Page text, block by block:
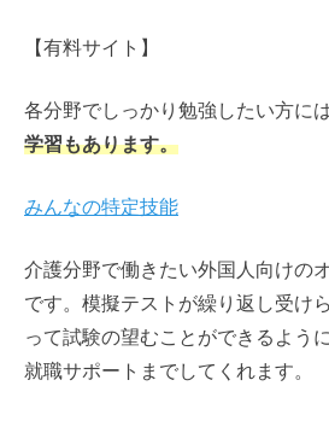
【有料サイト】
各分野でしっかり勉強したい方には
学習もあります。
みんなの特定技能
介護分野で働きたい外国人向けの
です。模擬テストが繰り返し受け
って試験の望むことができるよう
就職サポートまでしてくれます。